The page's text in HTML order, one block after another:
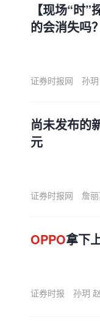
【现场“时”
的会消失吗？
证券时报网 孙玥
尚未发布的
元
证券时报网 詹
OPPO拿下
证券时报 孙玥